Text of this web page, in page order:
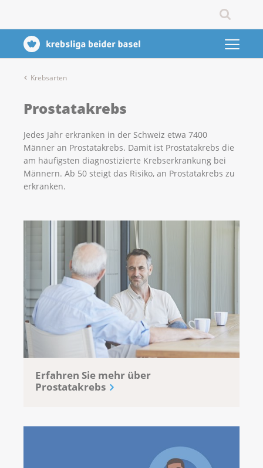
Krebsarten
Prostatakrebs
Jedes Jahr erkranken in der Schweiz etwa 7400
Männer an Prostatakrebs. Damit ist Prostatakrebs die
am häufigsten diagnostizierte Krebserkrankung bei
Männern. Ab 50 steigt das Risiko, an Prostatakrebs zu
erkranken.
Erfahren Sie mehr über
Prostatakrebs